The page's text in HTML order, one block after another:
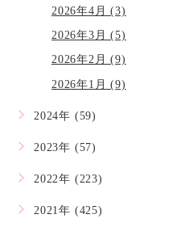
2026年4月 (3)
2026年3月 (5)
2026年2月 (9)
2026年1月 (9)
2024年 (59)
2023年 (57)
2022年 (223)
2021年 (425)